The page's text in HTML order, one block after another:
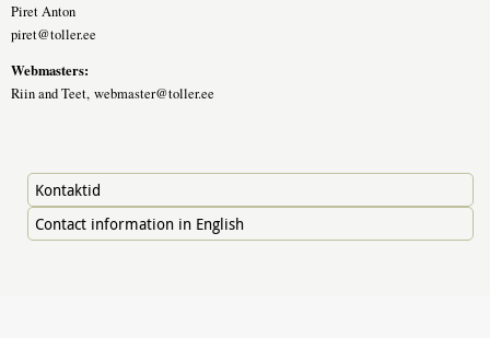
Piret Anton
piret@toller.ee
Webmasters:
Riin and Teet, webmaster@toller.ee
Kontaktid
Contact information in English